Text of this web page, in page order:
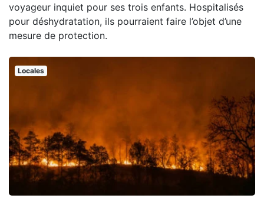
voyageur inquiet pour ses trois enfants. Hospitalisés
pour déshydratation, ils pourraient faire l’objet d’une
mesure de protection.
Locales